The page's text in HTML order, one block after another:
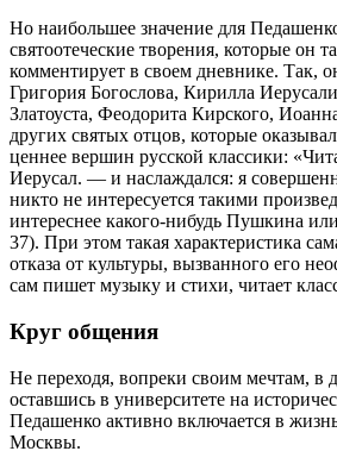
Но наибольшее значение для
святоотеческие творения, которые он
комментирует в своем дневнике. Так,
Григория Богослова, Кирилла
Златоуста, Феодорита Кирского,
других святых отцов, которые
ценнее вершин русской классики:
Иерусал. — и наслаждался: я
никто не интересуется такими
интереснее какого-нибудь Пушкина
37). При этом такая характеристика
отказа от культуры, вызванного его
сам пишет музыку и стихи, читает
Круг общения
Не переходя, вопреки своим мечтам, в
оставшись в университете на
Педашенко активно включается в
Москвы.